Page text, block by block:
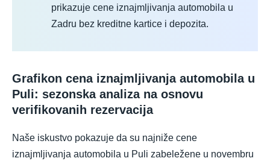
prikazuje cene iznajmljivanja automobila u
Zadru bez kreditne kartice i depozita.
Grafikon cena iznajmljivanja automobila u
Puli: sezonska analiza na osnovu
verifikovanih rezervacija
Naše iskustvo pokazuje da su najniže cene
iznajmljivanja automobila u Puli zabeležene u novembru